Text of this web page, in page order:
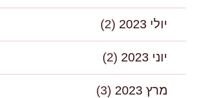
יולי 2023 (2)
יוני 2023 (2)
מרץ 2023 (3)